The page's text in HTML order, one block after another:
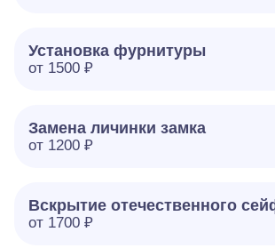
Установка фурнитуры
от 1500 ₽
Замена личинки замка
от 1200 ₽
Вскрытие отечественного
от 1700 ₽